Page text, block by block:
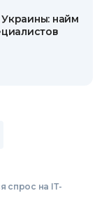
найм
спрос на ІТ-